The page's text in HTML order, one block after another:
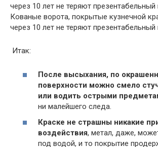
Кованые ворота, покрытые кузнечной
через 10 лет не теряют
Итак:
После высыхания, по
поверхности можно смело
или водить острыми
ни малейшего следа.
Краске не страшны никакие
воздействия, метал, даже,
под водой, и то покрытие